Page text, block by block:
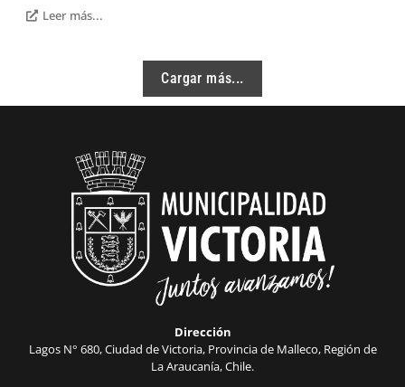
Leer más...
Cargar más...
Dirección
Lagos N° 680, Ciudad de Victoria, Provincia de Malleco, Región de
La Araucanía, Chile.